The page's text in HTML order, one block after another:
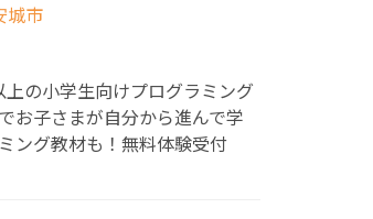
城市
の小学生向けプログラミング
お子さまが自分から進んで学
ング教材も！無料体験受付